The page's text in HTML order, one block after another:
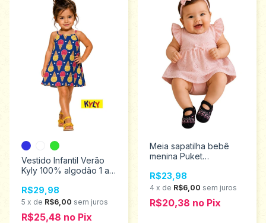
Vestido Infantil Verão
Kyly 100% algodão 1 ao
R$29,98
5 x de R$6,00 sem juros
R$25,48 no Pix
Meia sapatilha bebê
menina Puket
R$23,98
4 x de R$6,00 sem juros
R$20,38 no Pix